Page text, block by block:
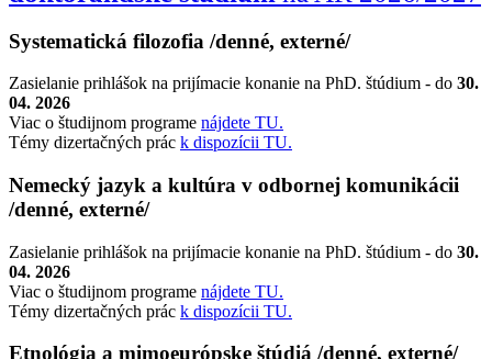
Systematická filozofia /denné, externé/
Zasielanie prihlášok na prijímacie konanie na PhD. štúdium - do 30.
04. 2026
Viac o študijnom programe nájdete TU.
Témy dizertačných prác k dispozícii TU.
Nemecký jazyk a kultúra v odbornej komunikácii
/denné, externé/
Zasielanie prihlášok na prijímacie konanie na PhD. štúdium - do 30.
04. 2026
Viac o študijnom programe nájdete TU.
Témy dizertačných prác k dispozícii TU.
Etnológia a mimoeurópske štúdiá /denné, externé/